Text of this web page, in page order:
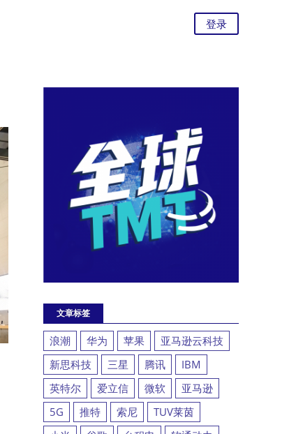
登录
文章标签
浪潮 华为 苹果
亚马逊云科技
新思科技
三星 腾讯
IBM
英特尔
爱立信 微软
亚马逊
5G
推特 索尼
TUV莱茵